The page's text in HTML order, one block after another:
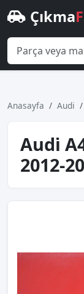
Çıkma
Anasayfa Audi
Audi̇
2012-